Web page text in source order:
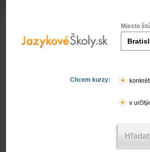
Miesto
Chcem kurzy:
v